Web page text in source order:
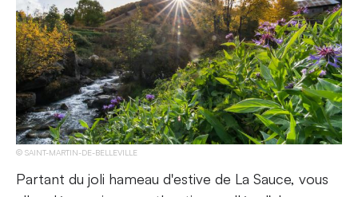
SAINT-MARTIN-DE-BELLEVILLE
Partant du joli hameau d'estive de La Sauce, vous